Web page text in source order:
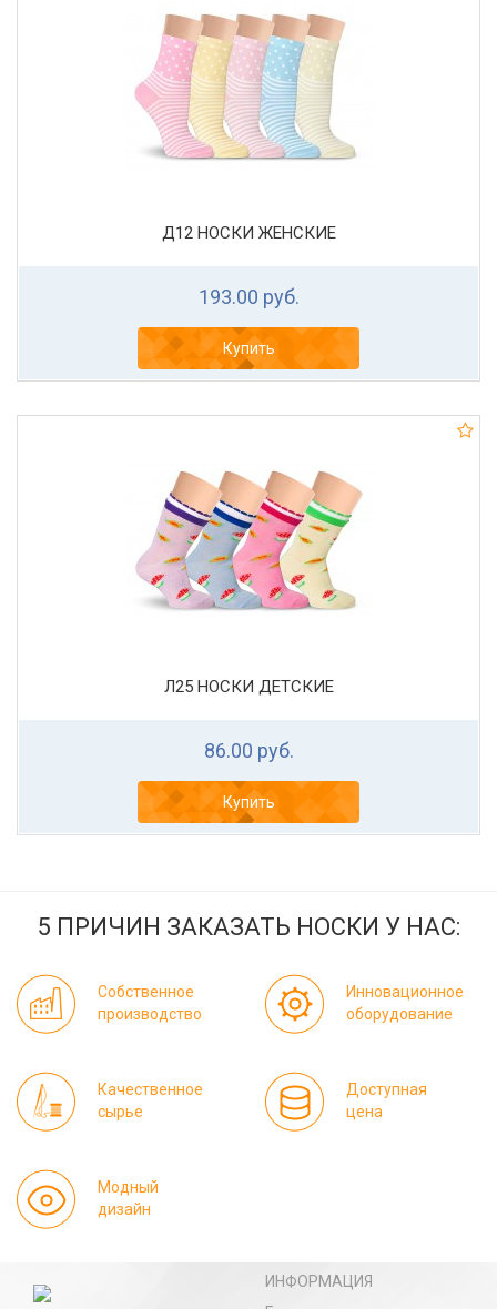
Д12 НОСКИ ЖЕНСКИЕ
193.00 руб.
Купить
Л25 НОСКИ ДЕТСКИЕ
86.00 руб.
Купить
5 ПРИЧИН ЗАКАЗАТЬ НОСКИ У НАС:
Собственное
производство
Инновационное
оборудование
Качественное
сырье
Доступная
цена
Модный
дизайн
ИНФОРМАЦИЯ